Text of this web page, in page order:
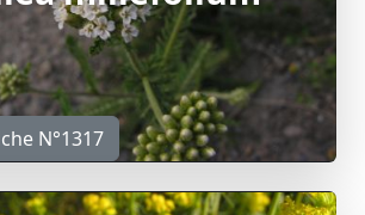
N°1317